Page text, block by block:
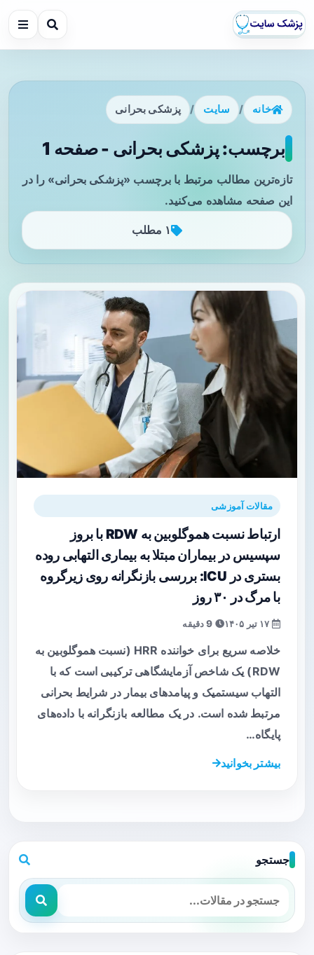
خانه / سایت / پزشکی بحرانی
برچسب: پزشکی بحرانی - صفحه 1
تازه‌ترین مطالب مرتبط با برچسب «پزشکی بحرانی» را در
این صفحه مشاهده می‌کنید.
۱ مطلب
مقالات آموزشی
ارتباط نسبت هموگلوبین به RDW با بروز
سپسیس در بیماران مبتلا به بیماری التهابی روده
بستری در ICU: بررسی بازنگرانه روی زیرگروه
با مرگ در ۳۰ روز
خلاصه سریع برای خواننده HRR (نسبت هموگلوبین به
RDW) یک شاخص آزمایشگاهی ترکیبی است که با
التهاب سیستمیک و پیامدهای بیمار در شرایط بحرانی
مرتبط شده است. در یک مطالعه بازنگرانه با داده‌های
پایگاه…
بیشتر بخوانید
جستجو